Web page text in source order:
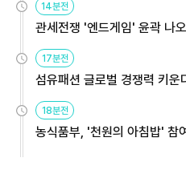
14분전
관세전쟁 '엔드게임' 윤곽 나
용해야
17분전
섬유패션 글로벌 경쟁력 키
원
18분전
농식품부, '천원의 아침밥' 참